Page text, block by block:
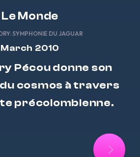
Le Monde
SYMPHONIE DU JAGUAR
March 2010
Pécou donne son
cosmos à travers
précolombienne.